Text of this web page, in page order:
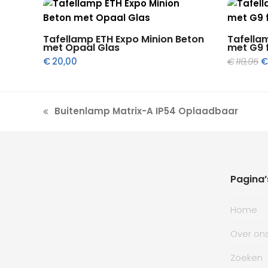
Toevoegen aan winkelwagen
Tafellamp ETH Expo Minion Beton
met Opaal Glas
€20,00
met G9
€119,95 €
previous
Buitenlamp Matrix-A IP54 Oplaadbaar
Home
Over
Zoeken